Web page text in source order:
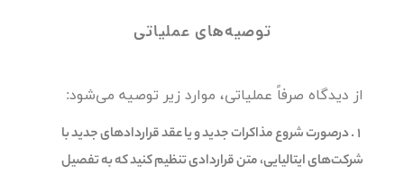
توصیه‌های عملیاتی
از دیدگاه صرفاً عملیاتی، موارد زیر توصیه می‌شود:
درصورت شروع مذاکرات جدید و یا عقد قراردادهای جدید با
شرکت‌های ایتالیایی، متن قراردادی تنظیم کنید که به تفصیل